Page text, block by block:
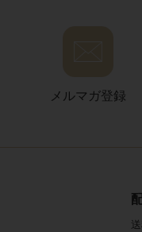
メルマガ登録